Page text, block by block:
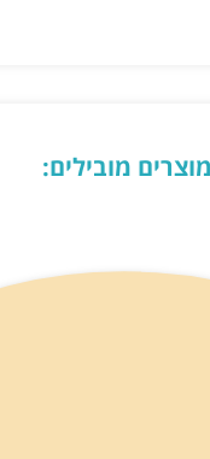
מוצרים מובילים: